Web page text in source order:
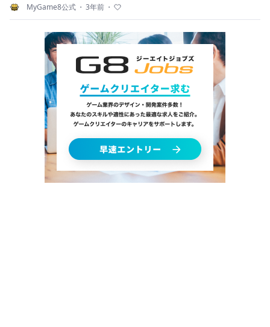
MyGame8公式 ・ 3年前 ・